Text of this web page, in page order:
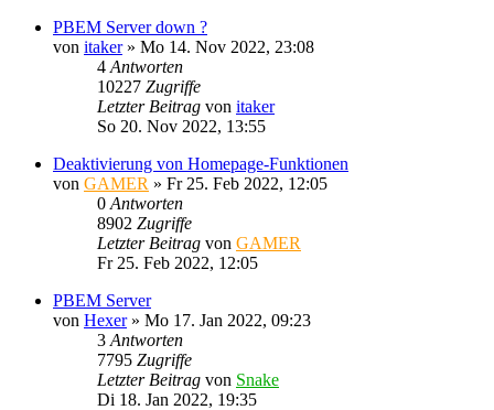
PBEM Server down ?
von itaker» Mo 14. Nov 2022, 23:08
4 Antworten
10227 Zugriffe
Letzter Beitrag von itaker
So 20. Nov 2022, 13:55
Deaktivierung von Homepage-Funktionen
von GAMER » Fr 25. Feb 2022, 12:05
0 Antworten
8902 Zugriffe
Letzter Beitrag von GAMER
Fr 25. Feb 2022, 12:05
PBEM Server
von Hexer» Mo 17. Jan 2022, 09:23
3 Antworten
7795 Zugriffe
Letzter Beitrag von Snake
Di 18. Jan 2022, 19:35